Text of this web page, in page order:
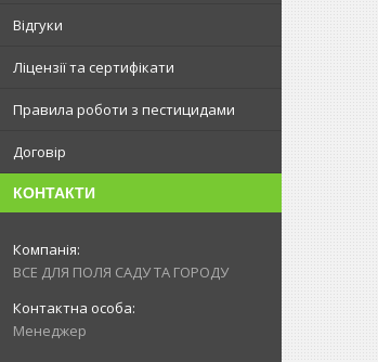
Відгуки
Ліцензії та сертифікати
Правила роботи з пестицидами
Договір
КОНТАКТИ
ВСЕ ДЛЯ ПОЛЯ САДУ ТА ГОРОДУ
Менеджер